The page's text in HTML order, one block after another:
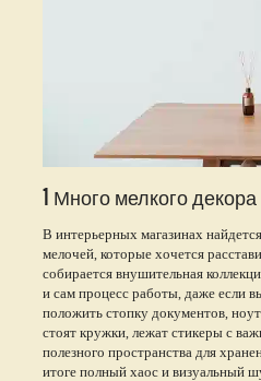
1 Много мелкого
В интерьерных магазинах
мелочей, которые хочется
собирается внушительная
и сам процесс работы, даже если
положить стопку документов,
стоят кружки, лежат стикеры с
полезного пространства для
итоге полный хаос и визуальный